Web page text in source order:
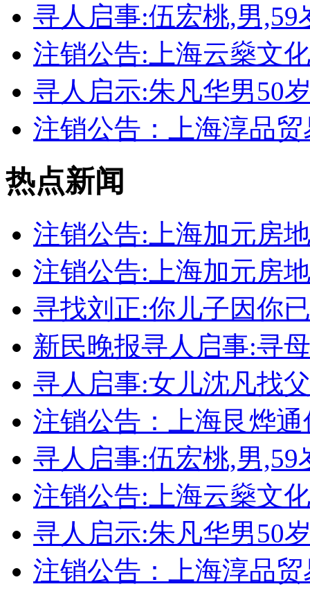
寻人启事:伍宏桃,男,59
注销公告:上海云燊文
寻人启示:朱凡华男50
注销公告：上海淳品贸
热点新闻
注销公告:上海加元房
注销公告:上海加元房
寻找刘正:你儿子因你
新民晚报寻人启事:寻
寻人启事:女儿沈凡找
注销公告：上海艮烨通
寻人启事:伍宏桃,男,59
注销公告:上海云燊文
寻人启示:朱凡华男50
注销公告：上海淳品贸